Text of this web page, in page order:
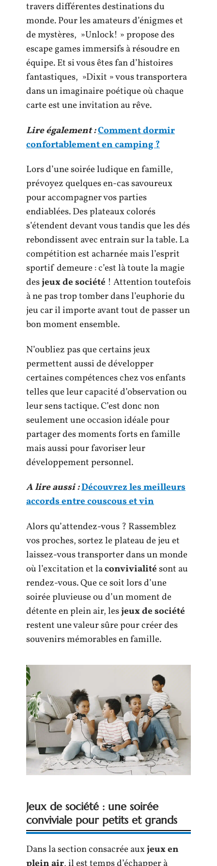
travers différentes destinations du
monde. Pour les amateurs d’énigmes et
de mystères, »Unlock! » propose des
escape games immersifs à résoudre en
équipe. Et si vous êtes fan d’histoires
fantastiques, »Dixit » vous transportera
dans un imaginaire poétique où chaque
carte est une invitation au rêve.
Lire également :Comment dormir
confortablement en camping ?
Lors d’une soirée ludique en famille,
prévoyez quelques en-cas savoureux
pour accompagner vos parties
endiablées. Des plateaux colorés
s’étendent devant vous tandis que les dés
rebondissent avec entrain sur la table. La
compétition est acharnée mais l’esprit
sportif demeure : c’est là toute la magie
desjeux de société ! Attention toutefois
à ne pas trop tomber dans l’euphorie du
jeu car il importe avant tout de passer un
bon moment ensemble.
N’oubliez pas que certains jeux
permettent aussi de développer
certaines compétences chez vos enfants
telles que leur capacité d’observation ou
leur sens tactique. C’est donc non
seulement une occasion idéale pour
partager des moments forts en famille
mais aussi pour favoriser leur
développement personnel.
A lire aussi :Découvrez les meilleurs
accords entre couscous et vin
Alors qu’attendez-vous ? Rassemblez
vos proches, sortez le plateau de jeu et
laissez-vous transporter dans un monde
où l’excitation et laconvivialitésont au
rendez-vous. Que ce soit lors d’une
soirée pluvieuse ou d’un moment de
détente en plein air, lesjeux de société
restent une valeur sûre pour créer des
souvenirs mémorables en famille.
Jeux de société : une soirée
conviviale pour petits et grands
Dans la section consacrée auxjeux en
plein air, il est temps d’échapper à